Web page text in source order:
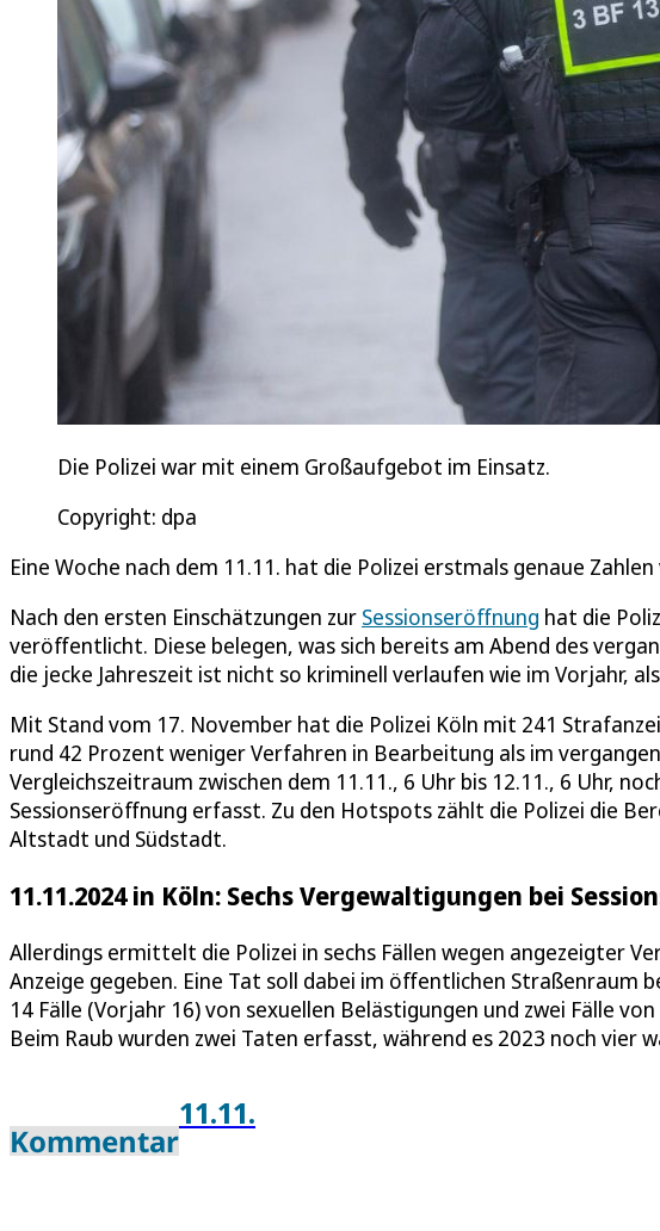
Die Polizei war mit einem Großaufgebot im Einsatz.
Copyright: dpa
Eine Woche nach dem 11.11. hat die Polizei erstmals genaue
Nach den ersten Einschätzungen zur Sessionseröffnung hat die
veröffentlicht. Diese belegen, was sich bereits am Abend des
die jecke Jahreszeit ist nicht so kriminell verlaufen wie im Vorjahr,
Mit Stand vom 17. November hat die Polizei Köln mit 241
rund 42 Prozent weniger Verfahren in Bearbeitung als im
Vergleichszeitraum zwischen dem 11.11., 6 Uhr bis 12.11., 6 Uhr,
Sessionseröffnung erfasst. Zu den Hotspots zählt die Polizei die
Altstadt und Südstadt.
11.11.2024 in Köln: Sechs Vergewaltigungen bei
Allerdings ermittelt die Polizei in sechs Fällen wegen angezeigter
Anzeige gegeben. Eine Tat soll dabei im öffentlichen Straßenraum
14 Fälle (Vorjahr 16) von sexuellen Belästigungen und zwei Fälle
Beim Raub wurden zwei Taten erfasst, während es 2023 noch vier
Kommentar
11.11.